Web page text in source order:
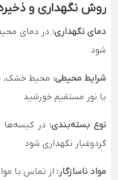
روش نگهداری و
دمای نگهداری:
شود
شرایط محیطی: محیط خشک،
یا نور مستقیم خورشید
نوع بسته‌بندی: در کیسه‌ها
گردوغبار نگهداری شود
مواد ناسازگار: از تماس با